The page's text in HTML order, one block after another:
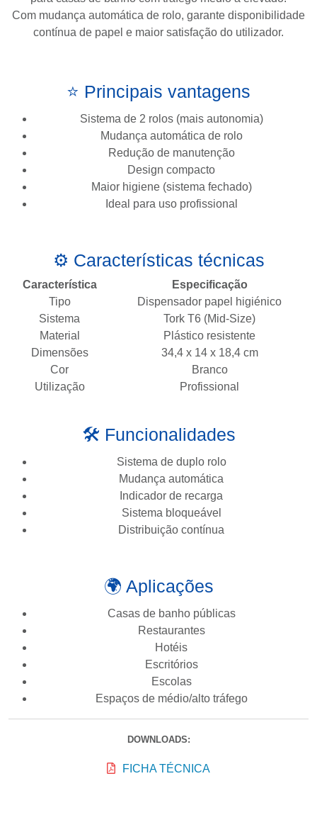
Com mudança automática de rolo, garante disponibilidade
contínua de papel e maior satisfação do utilizador.
⭐ Principais vantagens
Sistema de 2 rolos (mais autonomia)
Mudança automática de rolo
Redução de manutenção
Design compacto
Maior higiene (sistema fechado)
Ideal para uso profissional
⚙️ Características técnicas
Característica
Especificação
Tipo
Dispensador papel higiénico
Sistema
Tork T6 (Mid-Size)
Material
Plástico resistente
Dimensões
34,4 x 14 x 18,4 cm
Cor
Branco
Utilização
Profissional
🛠️ Funcionalidades
Sistema de duplo rolo
Mudança automática
Indicador de recarga
Sistema bloqueável
Distribuição contínua
🌍 Aplicações
Casas de banho públicas
Restaurantes
Hotéis
Escritórios
Escolas
Espaços de médio/alto tráfego
DOWNLOADS:
FICHA TÉCNICA